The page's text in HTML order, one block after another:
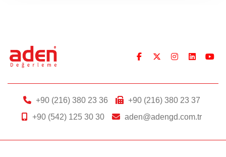
+90 (216) 380 23 36
+90 (216) 380 23 37
+90 (542) 125 30 30
aden@adengd.com.tr